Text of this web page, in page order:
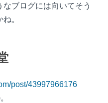
ブログには向いてそう
。
post/43997966176